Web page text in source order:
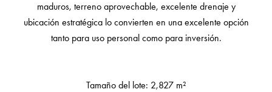
maduros, terreno aprovechable, excelente drenaje y
ubicación estratégica lo convierten en una excelente opción
tanto para uso personal como para inversión.
Tamaño del lote: 2,827 m²